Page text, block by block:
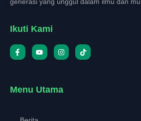
Ikuti Kami
Menu Utama